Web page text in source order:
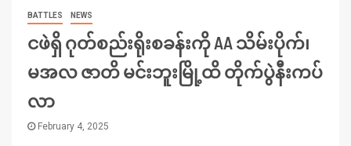
BATTLES NEWS
ငဖဲရှိ ဂုတ်စည်းရိုးစခန်းကို AA သိမ်းပိုက်၊
မအလ ဇာတိ မင်းဘူးမြို့ထိ တိုက်ပွဲနီးကပ်
လာ
February 4, 2025